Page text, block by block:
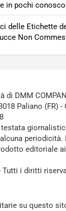
in pochi
delle Etichette
Non
di DMM
Paliano (FR)
periodicità.
editoriale
Tutti i diritti
su questo